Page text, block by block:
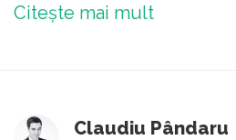
Citește mai mult
Claudiu Pândaru